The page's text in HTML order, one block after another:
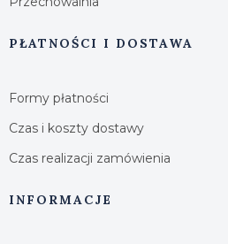
PŁATNOŚCI I DOSTAWA
Formy płatności
Czas i koszty dostawy
Czas realizacji zamówienia
INFORMACJE